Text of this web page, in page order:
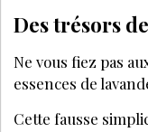
Des trésors
Ne vous fiez pas
essences de
Cette fausse